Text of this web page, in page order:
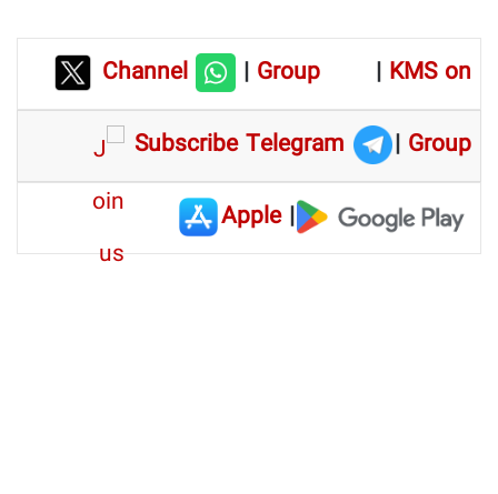
Channel |Group | KMS on
Subscribe Telegram
| Group
|
Apple